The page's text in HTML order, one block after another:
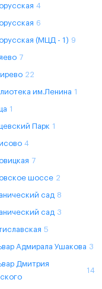
4
6
(МЦД - 1) 9
7
22
им.Ленина 1
1
Парк 1
4
7
шоссе 2
сад 8
сад 3
5
Адмирала Ушакова 3
Дмитрия
14